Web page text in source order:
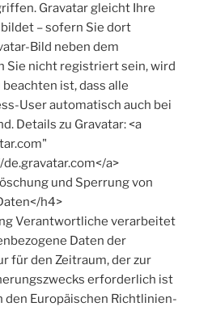
Gravatar gleicht Ihre
– sofern Sie dort
Bild neben dem
Sie nicht registriert sein, wird
ist, dass alle
User automatisch auch bei
Details zu Gravatar: <a
a>
und Sperrung von
h4>
Verantwortliche verarbeitet
Daten der
für den Zeitraum, der zur
erforderlich ist
den Europäischen Richtlinien-